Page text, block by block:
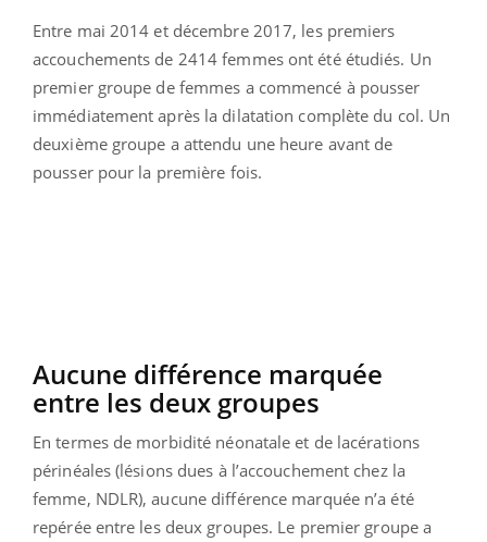
Entre mai 2014 et décembre 2017, les premiers
accouchements de 2414 femmes ont été étudiés. Un
premier groupe de femmes a commencé à pousser
immédiatement après la dilatation complète du col. Un
deuxième groupe a attendu une heure avant de
pousser pour la première fois.
Aucune différence marquée
entre les deux groupes
En termes de morbidité néonatale et de lacérations
périnéales (lésions dues à l’accouchement chez la
femme, NDLR), aucune différence marquée n’a été
repérée entre les deux groupes. Le premier groupe a